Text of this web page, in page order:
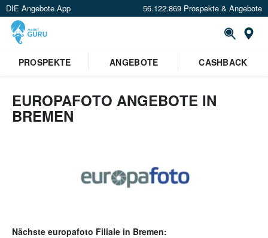
DIE Angebote App 56.122.869 Prospekte & Angebote
PROSPEKTE
ANGEBOTE CASHBACK
EUROPAFOTO ANGEBOTE IN
BREMEN
Nächste europafoto Filiale in Bremen: